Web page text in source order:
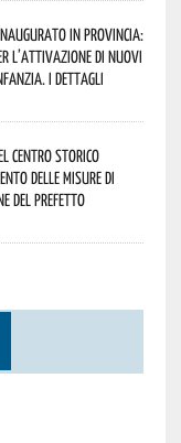
in provincia:
l’attivazione di nuovi
I dettagli
centro storico
delle misure di
del Prefetto